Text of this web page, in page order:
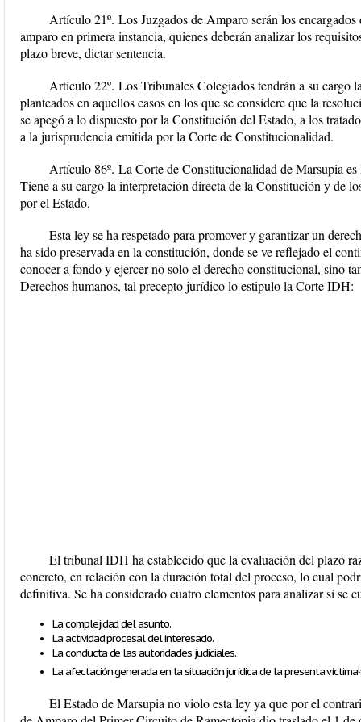
Artículo 21º. Los Juzgados de Amparo serán los
amparo en primera instancia, quienes deberán analizar los
plazo breve, dictar sentencia.
Artículo 22º. Los Tribunales Colegiados tendrán a su cargo
planteados en aquellos casos en los que se considere que la
se apegó a lo dispuesto por la Constitución del Estado, a los
a la jurisprudencia emitida por la Corte de Constitucionalidad.
Artículo 86º. La Corte de Constitucionalidad de Marsupia
Tiene a su cargo la interpretación directa de la Constitución y de
por el Estado.
Esta ley se ha respetado para promover y garantizar un
ha sido preservada en la constitución, donde se ve reflejado el
conocer a fondo y ejercer no solo el derecho constitucional, sino
Derechos humanos, tal precepto jurídico lo estipulo la Corte IDH:
El tribunal IDH ha establecido que la evaluación del plazo
concreto, en relación con la duración total del proceso, lo cual
definitiva. Se ha considerado cuatro elementos para analizar si se
La complejidad del asunto.
La actividad procesal del interesado.
La conducta de las autoridades judiciales.
La afectación generada en la situación jurídica de la presenta víctima
El Estado de Marsupia no violo esta ley ya que por el